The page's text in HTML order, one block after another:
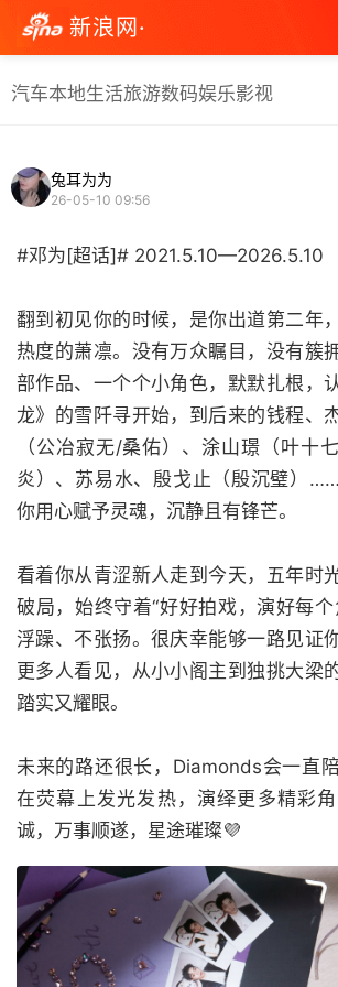
新浪网·
汽车本地生活旅游数码娱乐影视
兔耳为为
26-05-10 09:56
#邓为[超话]# 2021.5.10—2026.5.10
翻到初见你的时候，是你出道第二年
热度的萧凛。没有万众瞩目，没有簇
部作品、一个个小角色，默默扎根，
龙》的雪阡寻开始，到后来的钱程、
（公冶寂无/桑佑）、涂山璟（叶十
炎）、苏易水、殷戈止（殷沉璧）
你用心赋予灵魂，沉静且有锋芒。
看着你从青涩新人走到今天，五年时
破局，始终守着“好好拍戏，演好每
浮躁、不张扬。很庆幸能够一路见证
更多人看见，从小小阁主到独挑大梁
踏实又耀眼。
未来的路还很长，Diamonds会一直
在荧幕上发光发热，演绎更多精彩
诚，万事顺遂，星途璀璨💜